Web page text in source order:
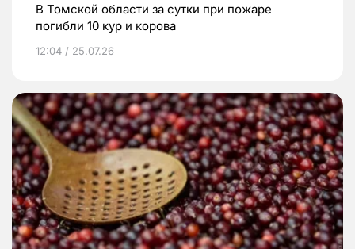
В Томской области за сутки при пожаре
погибли 10 кур и корова
12:04 / 25.07.26